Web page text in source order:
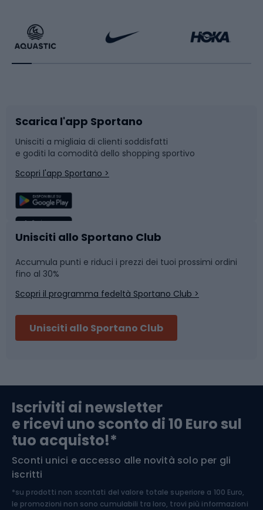
Bikepacking
Bushcraft
Corsa
Sport di squadra
Caschi da ciclismo
Skitouring
Abbigliamento da escursionismo
Sport con le racchette
Slitte e slittini
Snowboard
Camminata nordica
Nuoto
Pattinaggio
Componenti per biciclette
Arrampicata
Medicina dello sport
Abbigliamento ciclistico
Scarica l'app Sportano
Unisciti a migliaia di clienti soddisfatti
e goditi la comodità dello shopping sportivo
Scopri l'app Sportano >
Unisciti allo Sportano Club
Accumula punti e riduci i prezzi dei tuoi prossimi ordini
fino al 30%
Scopri il programma fedeltà Sportano Club >
Unisciti allo Sportano Club
Iscriviti ai newsletter
e ricevi uno sconto di 10 Euro sul
tuo acquisto!*
Sconti unici e accesso alle novità solo per gli
iscritti
*su prodotti non scontati del valore totale superiore a 100 Euro,
le promozioni non sono cumulabili tra loro, trovi più informazioni